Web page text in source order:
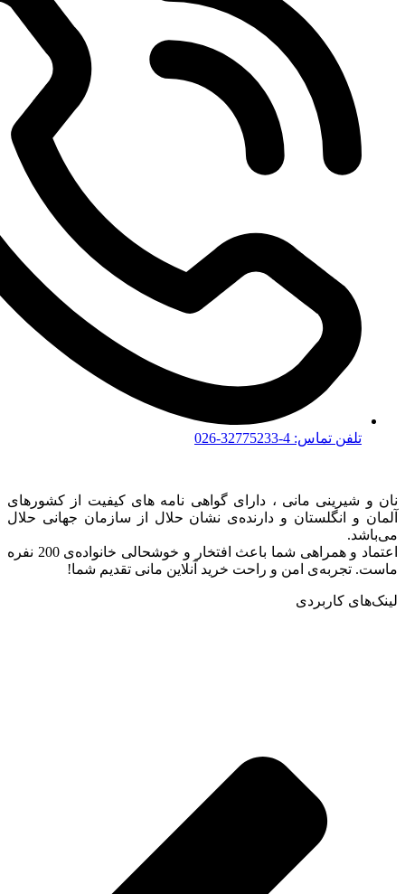
تلفن تماس: 4-32775233-026
نان و شیرینی مانی ، دارای گواهی نامه های کیفیت از کشورهای
آلمان و انگلستان و دارنده‌ی نشان حلال از سازمان جهانی حلال
می‌باشد.
اعتماد و همراهی شما باعث افتخار و خوشحالی خانواده‌ی 200 نفره
ماست. تجربه‌ی امن و راحت خرید آنلاین مانی تقدیم شما!
لینک‌های کاربردی